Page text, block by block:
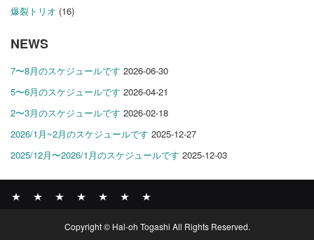
爆裂トリオ (16)
NEWS
7〜8月のスケジュールです 2026-06-30
5〜6月のスケジュールです 2026-04-21
2〜3月のスケジュールです 2026-02-18
2026/1月~2月のスケジュールです 2025-12-27
2025/12月〜2026/1月のスケジュールです 2025-12-03
RECORDS
PROFILE
Copyright © Hal-oh Togashi All Rights Reserved.